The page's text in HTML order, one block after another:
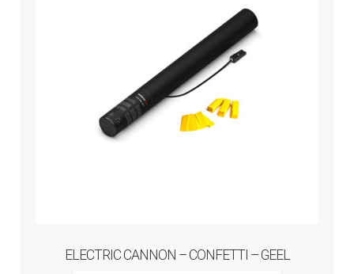
ELECTRIC CANNON – CONFETTI – GEEL